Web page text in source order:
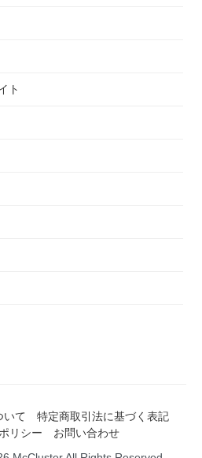
ト
いて
特定商取引法に基づく表記
リシー
お問い合わせ